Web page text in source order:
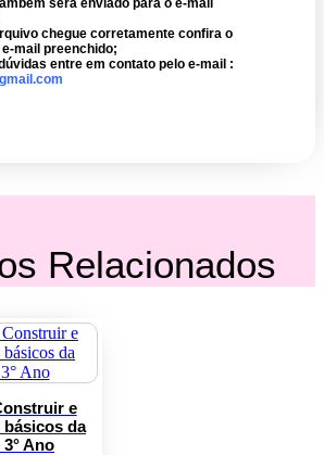
será enviado para o e-mail
chegue corretamente confira o
mail preenchido;
entre em contato pelo e-mail :
Relacionados
e
da
Ano